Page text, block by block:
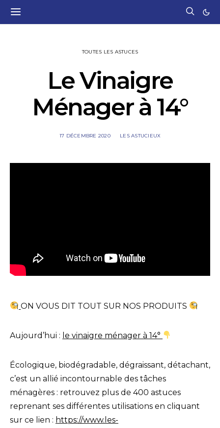
TOUTES LES ASTUCES
Le Vinaigre
Ménager à 14°
17 DÉCEMBRE 2020 LES ASTUCIEUX
ON VOUS DIT TOUT SUR NOS PRODUITS
Aujourd’hui : le vinaigre ménager à 14°
Écologique, biodégradable, dégraissant, détachant,
c’est un allié incontournable des tâches
ménagères : retrouvez plus de 400 astuces
reprenant ses différentes utilisations en cliquant
sur ce lien : https://www.les-